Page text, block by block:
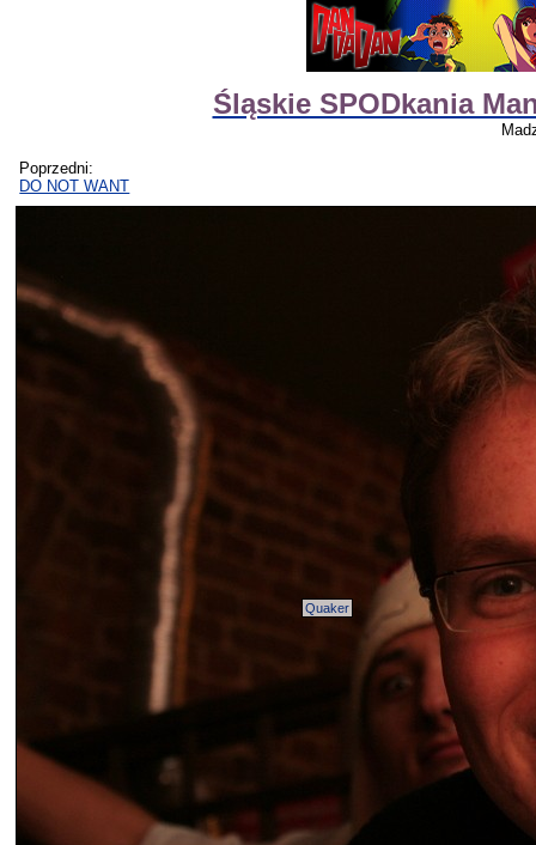
Śląskie SPODkania
Poprzedni:
DO NOT WANT
Quaker